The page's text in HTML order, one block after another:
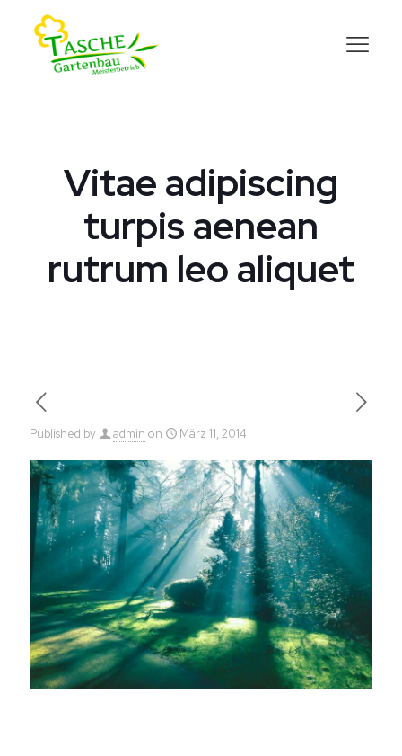
Vitae adipiscing
turpis aenean
rutrum leo aliquet
Published by admin on März 11, 2014